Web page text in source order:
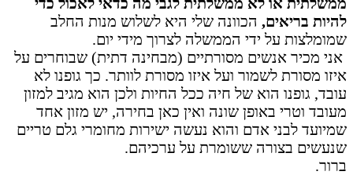
להיות בריאים, הכוונה שלי היא לשלוש מנות החלב
שמומלצות על ידי הממשלה לצרוך מידי יום.
אני מכיר אנשים מסורתיים (מבחינה דתית) שבוחרים על
איזו מסורת לשמור ועל איזו מסורת לוותר. כך גופנו לא
עובד, גופנו הוא של חיה ככל החיות ולכן הוא מגיב למזון
מעובד וטרי באופן שונה ואין כאן בחירה, יש מזון אחד
שמיועד לבני אדם והוא נעשה ישירות מחומרי גלם טריים
שנעשים בצורה ששומרת על ערכיהם.
ברור.